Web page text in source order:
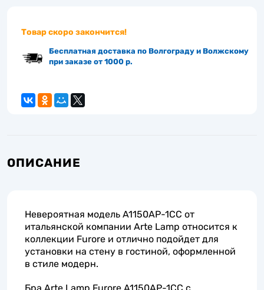
Товар скоро закончится!
Бесплатная доставка по Волгограду и Волжскому
при заказе от 1000 р.
ОПИСАНИЕ
Невероятная модель A1150AP-1CC от
итальянской компании Arte Lamp относится к
коллекции Furore и отлично подойдет для
установки на стену в гостиной, оформленной
в стиле модерн.
Бра Arte Lamp Furore A1150AP-1CC с